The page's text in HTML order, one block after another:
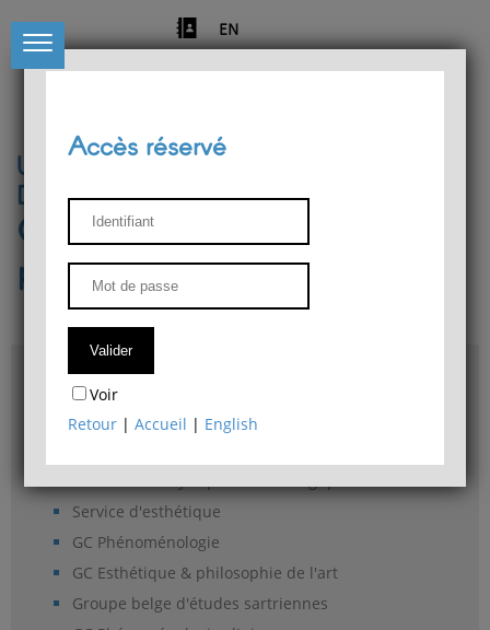
EN
Université de Liège
Département de philosophie
Centre de recherches
phénoménologiques
Accès & plans
Bibliothèque du Département de philosophie
Service d'esthétique
GC Phénoménologie
GC Esthétique & philosophie de l'art
Groupe belge d'études sartriennes
Accès réservé
Voir
Retour |Accueil | English